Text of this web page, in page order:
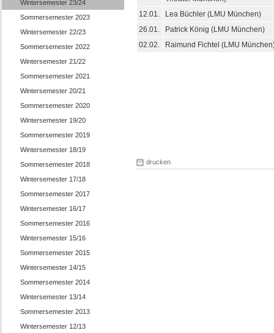
Wintersemester 23/24
Sommersemester 2023
Wintersemester 22/23
Sommersemester 2022
Wintersemester 21/22
Sommersemester 2021
Wintersemester 20/21
Sommersemester 2020
Wintersemester 19/20
Sommersemester 2019
Wintersemester 18/19
Sommersemester 2018
Wintersemester 17/18
Sommersemester 2017
Wintersemester 16/17
Sommersemester 2016
Wintersemester 15/16
Sommersemester 2015
Wintersemester 14/15
Sommersemester 2014
Wintersemester 13/14
Sommersemester 2013
Wintersemester 12/13
12.01.
Lea Büchler (LMU München)
26.01.
Patrick König (LMU München)
02.02.
Raimund Fichtel (LMU
drucken